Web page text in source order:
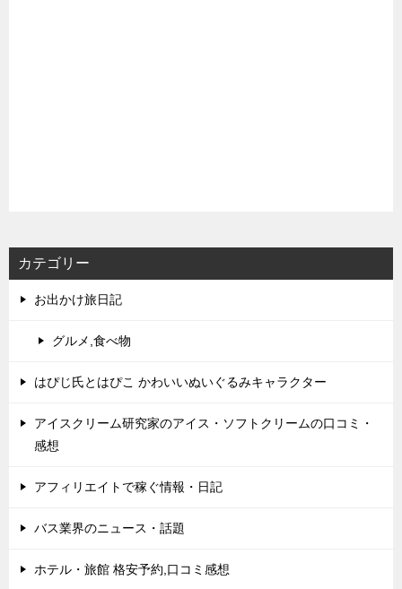
カテゴリー
お出かけ旅日記
グルメ,食べ物
はぴじ氏とはぴこ かわいいぬいぐるみキャラクター
アイスクリーム研究家のアイス・ソフトクリームの口コミ・
感想
アフィリエイトで稼ぐ情報・日記
バス業界のニュース・話題
ホテル・旅館 格安予約,口コミ感想